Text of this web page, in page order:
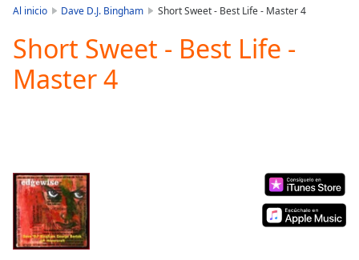
Play
Video
Play
Current
Time0:00
Duration-:-
Loaded:
Al inicio Dave D.J. Bingham Short Sweet - Best Life - Master 4
Short Sweet - Best Life -
Master 4